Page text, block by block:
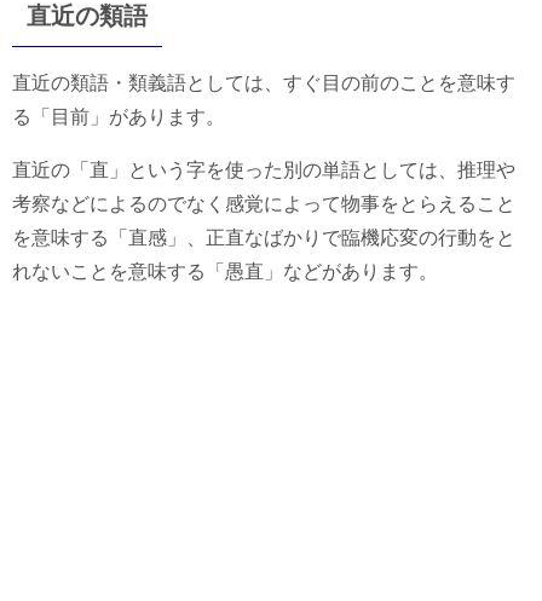
直近の類語
直近の類語・類義語としては、すぐ目の前のことを意味す
る「目前」があります。
直近の「直」という字を使った別の単語としては、推理や
考察などによるのでなく感覚によって物事をとらえること
を意味する「直感」、正直なばかりで臨機応変の行動をと
れないことを意味する「愚直」などがあります。